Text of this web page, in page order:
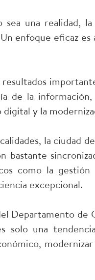
sea una realidad,
enfoque eficaz
de la
y la
la ciudad
bastante
como la
excepcional.
Departamento de
solo una